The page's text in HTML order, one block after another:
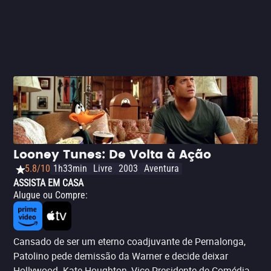
enquanto, é só embarcar nessa jornada.
Looney Tunes: De Volta à Ação
5.8/10 1h33min Livre 2003 Aventura
ASSISTA EM CASA
Alugue ou Compre:
Cansado de ser um eterno coadjuvante de Pernalonga,
Patolino pede demissão da Warner e decide deixar